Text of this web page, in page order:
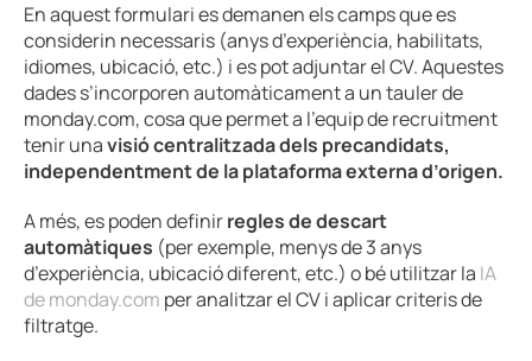
En aquest formulari es demanen els camps que es
considerin necessaris (anys d’experiència, habilitats,
idiomes, ubicació, etc.) i es pot adjuntar el CV. Aquestes
dades s’incorporen automàticament a un tauler de
monday.com, cosa que permet a l’equip de recruitment
tenir unavisió centralitzada dels precandidats,
independentment de la plataforma externa d’origen.
A més, es poden definirregles de descart
automàtiques (per exemple, menys de 3 anys
d’experiència, ubicació diferent, etc.) o bé utilitzar la IA
de monday.com per analitzar el CV i aplicar criteris de
filtratge.